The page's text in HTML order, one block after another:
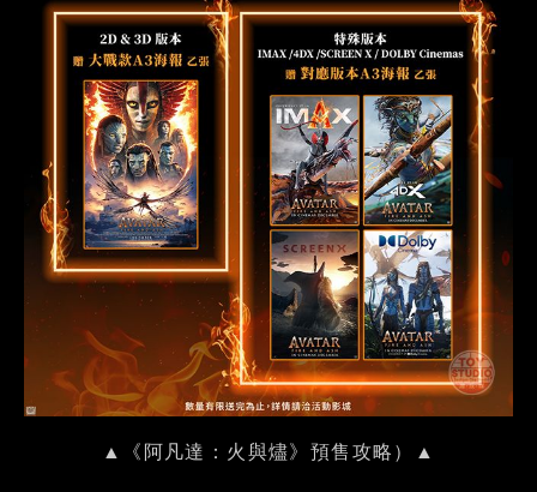
▲《阿凡達：火與燼》預售攻略）▲